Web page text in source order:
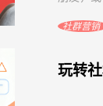
社群营销
玩转